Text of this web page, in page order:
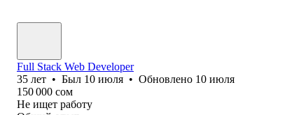
Full Stack Web Developer
35 лет • Был 10 июля • Обновлено 10 июля
150 000 сом
Не ищет работу